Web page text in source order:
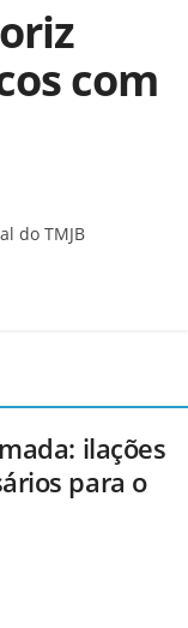
com
do TMJB
ilações
para o